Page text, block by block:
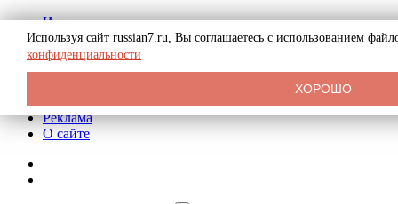
История
Биография
Криминал
СССР
Реклама
О сайте
Используя сайт russian7.ru, Вы соглашаетесь с использованием
конфиденциальности
ХОРОШО